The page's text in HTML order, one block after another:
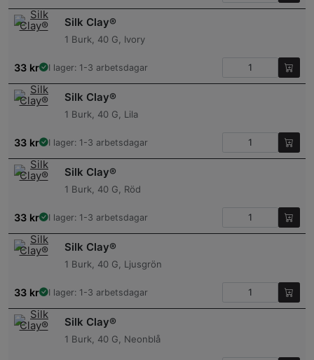
Silk Clay®
1 Burk, 40 G, Ivory
33 kr I lager: 1-3 arbetsdagar
Silk Clay®
1 Burk, 40 G, Lila
33 kr I lager: 1-3 arbetsdagar
Silk Clay®
1 Burk, 40 G, Röd
33 kr I lager: 1-3 arbetsdagar
Silk Clay®
1 Burk, 40 G, Ljusgrön
33 kr I lager: 1-3 arbetsdagar
Silk Clay®
1 Burk, 40 G, Neonblå